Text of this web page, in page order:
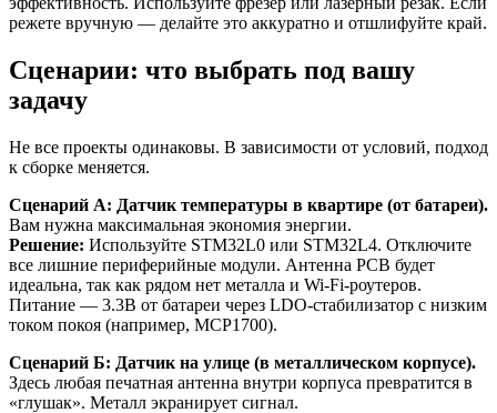
режете вручную — делайте это аккуратно и отшлифуйте край.
Сценарии: что выбрать под вашу
задачу
Не все проекты одинаковы. В зависимости от условий, подход
к сборке меняется.
Сценарий А: Датчик температуры в квартире (от батареи).
Вам нужна максимальная экономия энергии.
Решение: Используйте STM32L0 или STM32L4. Отключите
все лишние периферийные модули. Антенна PCB будет
идеальна, так как рядом нет металла и Wi-Fi-роутеров.
Питание — 3.3В от батареи через LDO-стабилизатор с низким
током покоя (например, MCP1700).
Сценарий Б: Датчик на улице (в металлическом корпусе).
Здесь любая печатная антенна внутри корпуса превратится в
«глушак». Металл экранирует сигнал.